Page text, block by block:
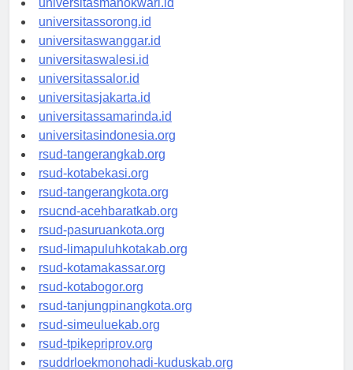
universitasmanokwari.id
universitassorong.id
universitaswanggar.id
universitaswalesi.id
universitassalor.id
universitasjakarta.id
universitassamarinda.id
universitasindonesia.org
rsud-tangerangkab.org
rsud-kotabekasi.org
rsud-tangerangkota.org
rsucnd-acehbaratkab.org
rsud-pasuruankota.org
rsud-limapuluhkotakab.org
rsud-kotamakassar.org
rsud-kotabogor.org
rsud-tanjungpinangkota.org
rsud-simeuluekab.org
rsud-tpikepriprov.org